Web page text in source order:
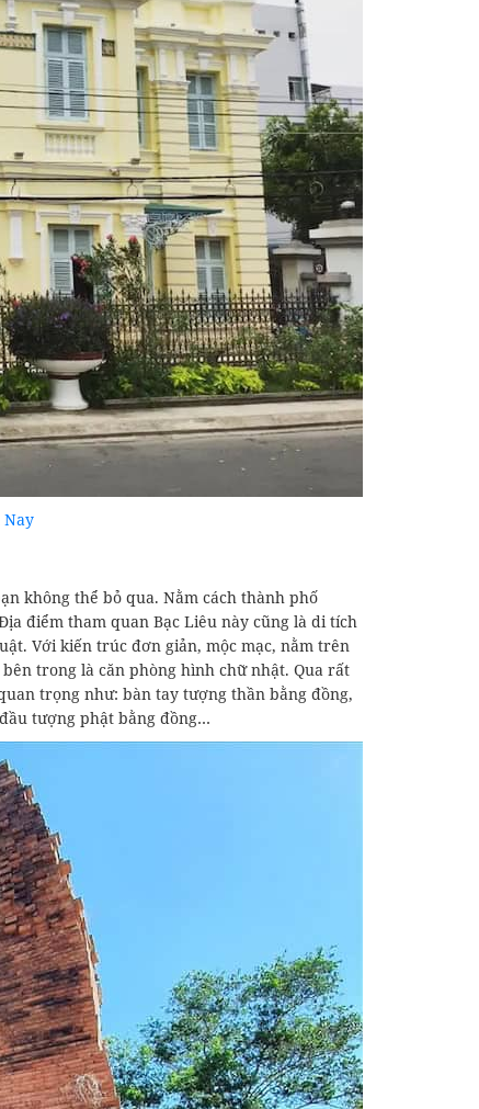
Nay
không thể bỏ qua. Nằm cách thành phố
điểm tham quan Bạc Liêu này cũng là di tích
Với kiến trúc đơn giản, mộc mạc, nằm trên
trong là căn phòng hình chữ nhật. Qua rất
trọng như: bàn tay tượng thần bằng đồng,
tượng phật bằng đồng…